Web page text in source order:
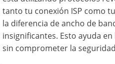
tanto tu conexión ISP como
la diferencia de ancho de
insignificantes. Esto ayuda
sin comprometer la